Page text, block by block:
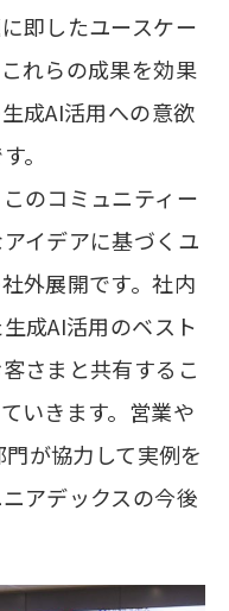
即したユースケー
れらの成果を効果
成AI活用への意欲
。
のコミュニティー
イデアに基づくユ
外展開です。社内
成AI活用のベスト
さまと共有するこ
いきます。営業や
が協力して実例を
アデックスの今後